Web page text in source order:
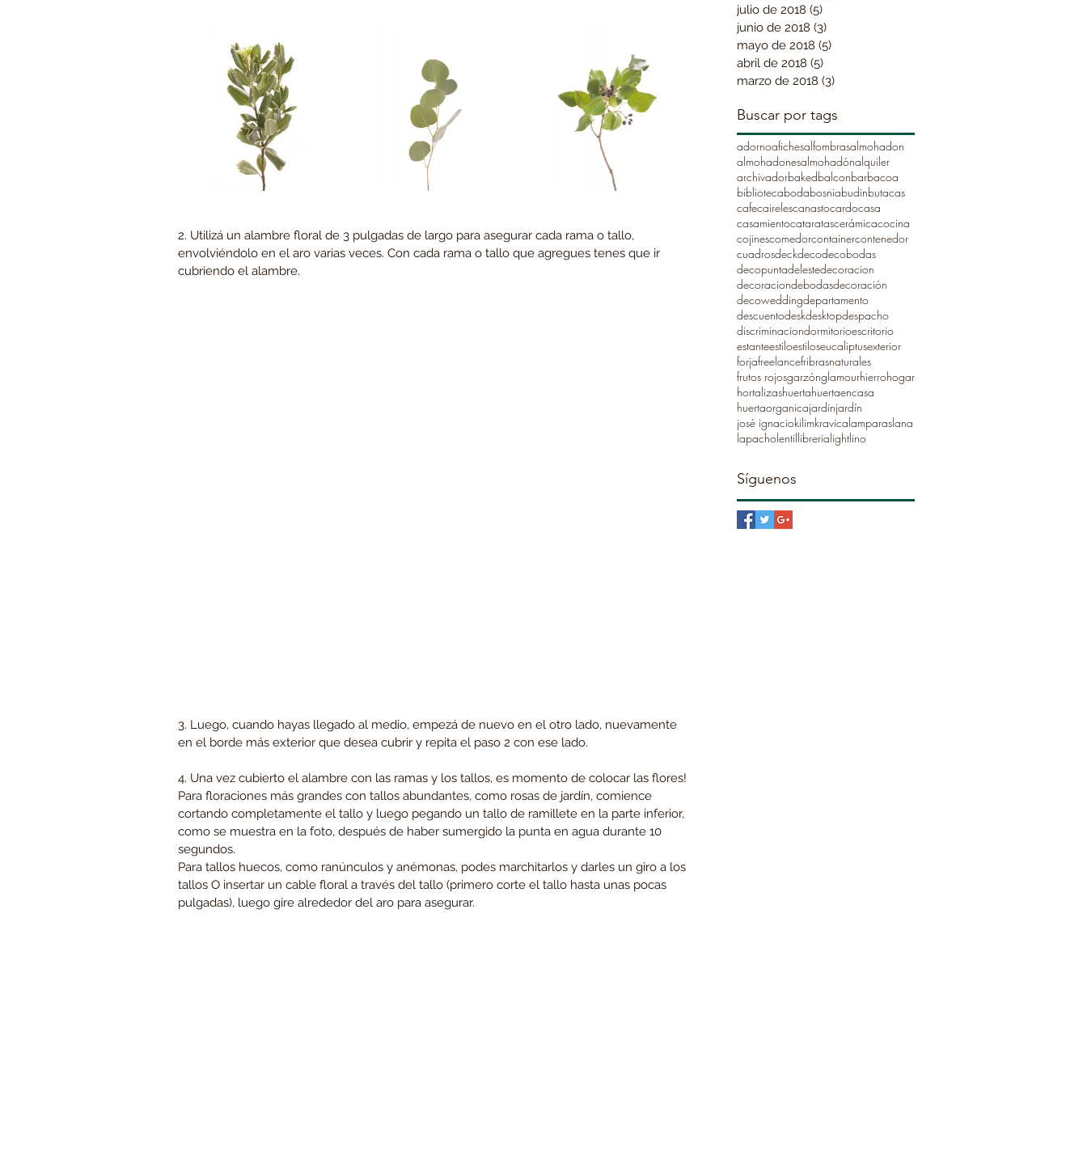
2. Utilizá un alambre floral de 3 pulgadas de largo para asegurar cada rama o tallo,
envolviéndolo en el aro varias veces. Con cada rama o tallo que agregues tenes que ir
cubriendo el alambre.
3. Luego, cuando hayas llegado al medio, empezá de nuevo en el otro lado, nuevamente
en el borde más exterior que desea cubrir y repita el paso 2 con ese lado.
4. Una vez cubierto el alambre con las ramas y los tallos, es momento de colocar las flores!
Para floraciones más grandes con tallos abundantes, como rosas de jardín, comience
cortando completamente el tallo y luego pegando un tallo de ramillete en la parte inferior,
como se muestra en la foto, después de haber sumergido la punta en agua durante 10
segundos.
Para tallos huecos, como ranúnculos y anémonas, podes marchitarlos y darles un giro a los
tallos O insertar un cable floral a través del tallo (primero corte el tallo hasta unas pocas
pulgadas), luego gire alrededor del aro para asegurar.
julio de 2018 (5)
junio de 2018 (3)
mayo de 2018 (5)
abril de 2018 (5)
marzo de 2018 (3)
Buscar por tags
adornoafichesalfombrasalmohadon
almohadonesalmohadónalquiler
archivadorbakedbalconbarbacoa
bibliotecabodabosniabudinbutacas
cafecairelescanastocardocasa
casamientocataratascerámicacocina
cojinescomedorcontainercontenedor
cuadrosdeckdecodecobodas
decopuntadelestedecoracion
decoraciondebodasdecoración
decoweddingdepartamento
descuentodeskdesktopdespacho
discriminaciondormitorioescritorio
estanteestiloestiloseucaliptusexterior
forjafreelancefribrasnaturales
frutos rojosgarzónglamourhierrohogar
hortalizashuertahuertaencasa
huertaorganicajardinjardín
josé ignaciokilimkravicalamparaslana
lapacholentillibrerialightlino
Síguenos